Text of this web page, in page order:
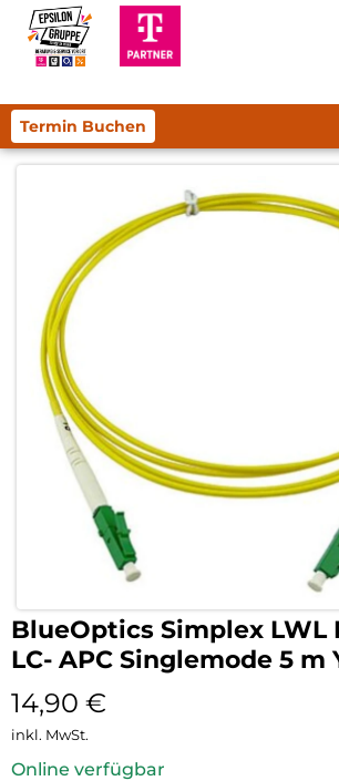
Termin Buchen
BlueOptics Simplex LWL
LC- APC Singlemode 5 m
14,90 €
inkl. MwSt.
Online verfügbar